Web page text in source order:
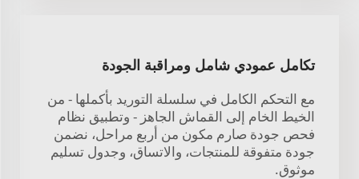
تكامل عمودي شامل ومراقبة الجودة
مع التحكم الكامل في سلسلة التوريد بأكملها - من
الخيط الخام إلى القماش الجاهز - وتطبيق نظام
فحص جودة صارم مكون من أربع مراحل، نضمن
جودة متفوقة للمنتجات، والاتساق، وجدول تسليم
موثوق.